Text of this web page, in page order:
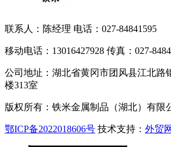
联系人：陈经理 电话：027-84841595
移动电话：13016427928 传真：027-
公司地址：湖北省黄冈市团风县江北路
楼313室
版权所有：铁米金属制品（湖北）有限
鄂ICP备2022018606号 技术支持： 外贸